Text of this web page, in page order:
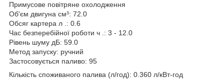
Примусове повітряне охолодження
Об'єм двигуна см³: 72.0
Обсяг картера л .: 0.6
Час безперебійної роботи ч .: 3 - 12.0
Рівень шуму дБ: 59.0
Метод запуску: ручний
Застосовується паливо: 95
Кількість споживаного палива (л/год): 0.360 л/кВт-год